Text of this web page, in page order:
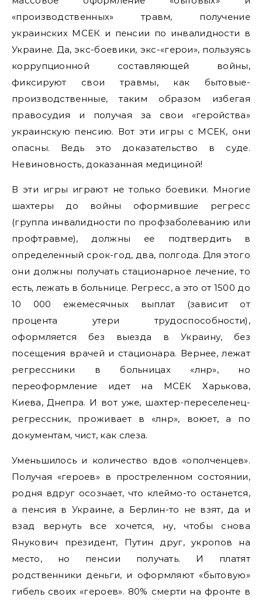
«производственных» травм, получение
украинских МСЕК и пенсии по инвалидности в
Украине. Да, экс-боевики, экс-«герои», пользуясь
коррупционной составляющей войны,
фиксируют свои травмы, как бытовые-
производственные, таким образом избегая
правосудия и получая за свои «геройства»
украинскую пенсию. Вот эти игры с МСЕК, они
опасны. Ведь это доказательство в суде.
Невиновность, доказанная медициной!
В эти игры играют не только боевики. Многие
шахтеры до войны оформившие регресс
(группа инвалидности по профзаболеванию или
профтравме), должны ее подтвердить в
определенный срок-год, два, полгода. Для этого
они должны получать стационарное лечение, то
есть, лежать в больнице. Регресс, а это от 1500 до
10 000 ежемесячных выплат (зависит от
процента утери трудоспособности),
оформляется без выезда в Украину, без
посещения врачей и стационара. Вернее, лежат
регрессники в больницах «лнр», но
переоформление идет на МСЕК Харькова,
Киева, Днепра. И вот уже, шахтер-переселенец-
регрессник, проживает в «лнр», воюет, а по
документам, чист, как слеза.
Уменьшилось и количество вдов «ополченцев».
Получая «героев» в простреленном состоянии,
родня вдруг осознает, что клеймо-то останется,
а пенсия в Украине, а Берлин-то не взят, да и
взад вернуть все хочется, ну, чтобы снова
Янукович президент, Путин друг, укропов на
место, но пенсии получать. И платят
родственники деньги, и оформляют «бытовую»
гибель своих «героев». 80% смерти на фронте в